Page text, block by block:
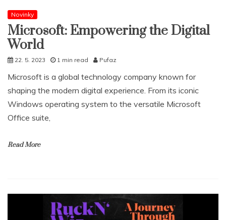
Novinky
Microsoft: Empowering the Digital
World
22. 5. 2023 1 min read Pufaz
Microsoft is a global technology company known for
shaping the modern digital experience. From its iconic
Windows operating system to the versatile Microsoft
Office suite,
Read More